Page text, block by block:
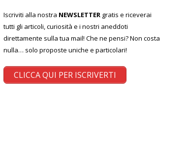
Iscriviti alla nostra NEWSLETTER gratis e riceverai
tutti gli articoli, curiosità e i nostri aneddoti
direttamente sulla tua mail! Che ne pensi? Non costa
nulla… solo proposte uniche e particolari!
CLICCA QUI PER ISCRIVERTI